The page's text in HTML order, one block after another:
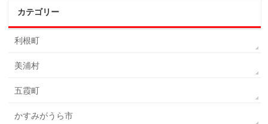
カテゴリー
利根町
美浦村
五霞町
かすみがうら市